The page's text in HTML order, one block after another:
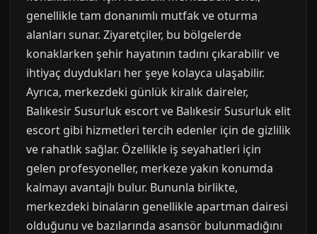
genellikle tam donanımlı mutfak ve oturma
alanları sunar. Ziyaretçiler, bu bölgelerde
konaklarken şehir hayatının tadını çıkarabilir ve
ihtiyaç duydukları her şeye kolayca ulaşabilir.
Ayrıca, merkezdeki günlük kiralık daireler,
Balıkesir Susurluk escort ve Balıkesir Susurluk elit
escort gibi hizmetleri tercih edenler için de gizlilik
ve rahatlık sağlar. Özellikle iş seyahatleri için
gelen profesyoneller, merkeze yakın konumda
kalmayı avantajlı bulur. Bununla birlikte,
merkezdeki binaların genellikle apartman dairesi
olduğunu ve bazılarında asansör bulunmadığını